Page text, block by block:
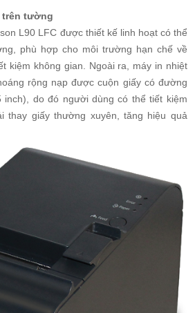
trên tường
L90 LFC được thiết kế linh hoạt có thể
phù hợp cho môi trường hạn chế về
kiệm không gian. Ngoài ra, máy in nhiệt
rộng nạp được cuộn giấy có đường
inch), do đó người dùng có thể tiết kiệm
thay giấy thường xuyên, tăng hiệu quả